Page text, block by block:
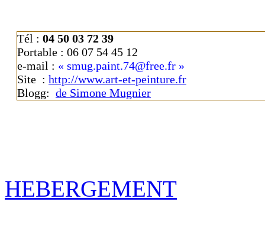
Tél : 04 50 03 72 39
Portable : 06 07 54 45 12
e-mail : « smug.paint.74@free.fr »
Site : http://www.art-et-peinture.fr
Blogg: de Simone Mugnier
HEBERGEMENT